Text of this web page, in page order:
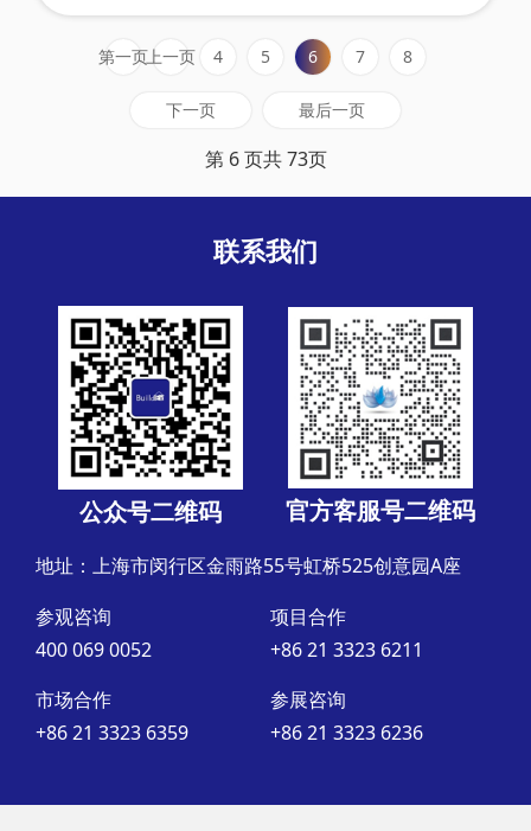
第一页上一页 4 5 6 7 8
下一页 最后一页
第 6 页共 73页
联系我们
公众号二维码 官方客服号二维码
地址：上海市闵行区金雨路55号虹桥525创意园A座
参观咨询
400 069 0052
项目合作
+86 21 3323 6211
市场合作
+86 21 3323 6359
参展咨询
+86 21 3323 6236